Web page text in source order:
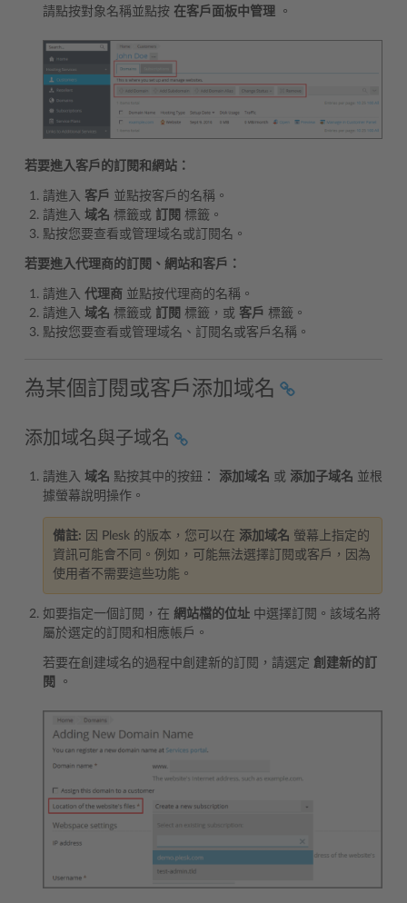
請點按對象名稱並點按 在客戶面板中管理 。
若要進入客戶的訂閱和網站：
請進入 客戶 並點按客戶的名稱。
請進入 域名 標籤或 訂閱 標籤。
點按您要查看或管理域名或訂閱名。
若要進入代理商的訂閱、網站和客戶：
請進入 代理商 並點按代理商的名稱。
請進入 域名 標籤或 訂閱 標籤，或 客戶 標籤。
點按您要查看或管理域名、訂閱名或客戶名稱。
為某個訂閱或客戶添加域名
添加域名與子域名
請進入 域名 點按其中的按鈕： 添加域名 或 添加子域名 並根
據螢幕說明操作。
備註: 因 Plesk 的版本，您可以在 添加域名 螢幕上指定的
資訊可能會不同。例如，可能無法選擇訂閱或客戶，因為
使用者不需要這些功能。
如要指定一個訂閱，在 網站檔的位址 中選擇訂閱。該域名將
屬於選定的訂閱和相應帳戶。
若要在創建域名的過程中創建新的訂閱，請選定 創建新的訂
閱
。